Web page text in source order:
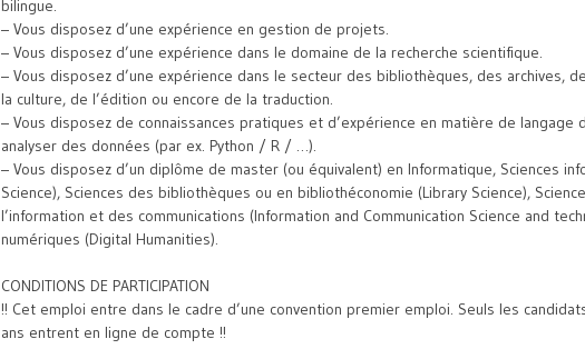
bilingue.
– Vous disposez d’une expérience en gestion de projets.
– Vous disposez d’une expérience dans le domaine de la recherche scientifique.
– Vous disposez d’une expérience dans le secteur des bibliothèques, des archives,
la culture, de l’édition ou encore de la traduction.
– Vous disposez de connaissances pratiques et d’expérience en matière de langage
analyser des données (par ex. Python / R / …).
– Vous disposez d’un diplôme de master (ou équivalent) en Informatique, Sciences
Science), Sciences des bibliothèques ou en bibliothéconomie (Library Science),
l’information et des communications (Information and Communication Science and
numériques (Digital Humanities).
CONDITIONS DE PARTICIPATION
!! Cet emploi entre dans le cadre d’une convention premier emploi. Seuls les
ans entrent en ligne de compte !!